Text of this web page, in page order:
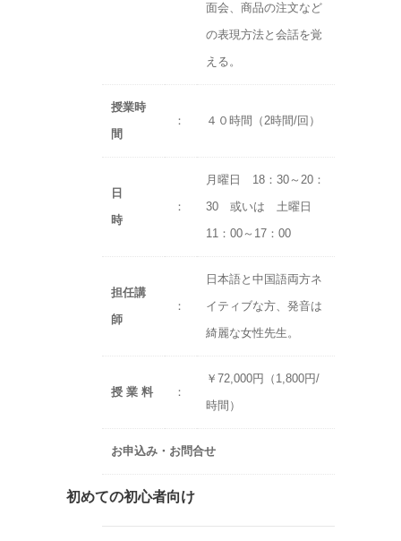
面会、商品の注文など
の表現方法と会話を覚
える。
授業時
間
： ４０時間（2時間/回）
日
時
：
月曜日 18：30～20：
30 或いは 土曜日
11：00～17：00
担任講
師
：
日本語と中国語両方ネ
イティブな方、発音は
綺麗な女性先生。
授 業 料 ：
￥72,000円（1,800円/
時間）
お申込み・お問合せ
初めての初心者向け